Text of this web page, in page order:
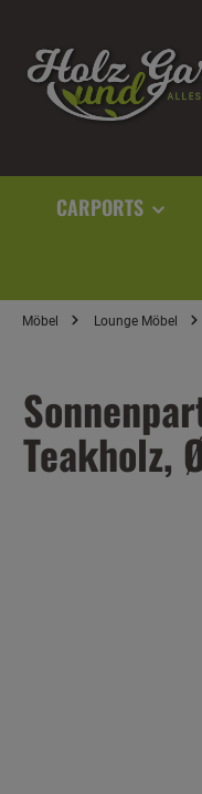
CARPORTS
Möbel Lounge Möbel
Teakholz,